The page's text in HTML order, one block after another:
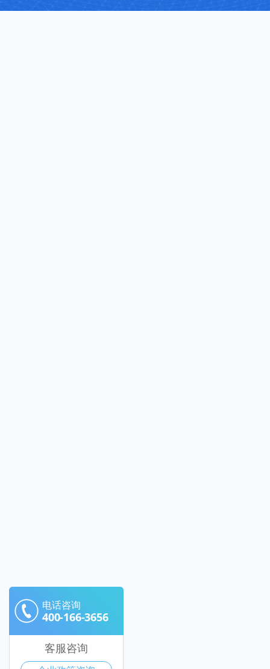
电话咨询
400-166-3656
客服咨询